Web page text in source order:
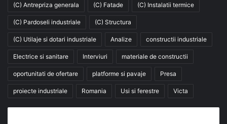
(C) Antrepriza generala (C) Fatade (C) Instalatii termice
(C) Pardoseli industriale (C) Structura
(C) Utilaje si dotari industriale Analize constructii industriale
Electrice si sanitare Interviuri materiale de constructii
oportunitati de ofertare platforme si pavaje Presa
proiecte industriale Romania Usi si ferestre Victa